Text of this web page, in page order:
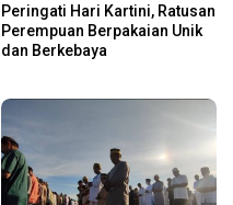
Peringati Hari Kartini, Ratusan
Perempuan Berpakaian Unik
dan Berkebaya